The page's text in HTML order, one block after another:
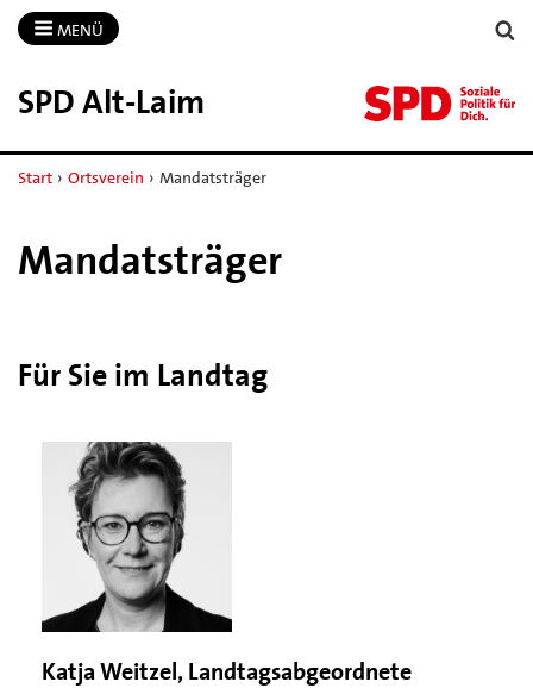
MENÜ
SPD Alt-​Laim
Start › Ortsverein › Mandatsträger
Mandatsträger
Für Sie im Landtag
Katja Weitzel, Landtagsabgeordnete